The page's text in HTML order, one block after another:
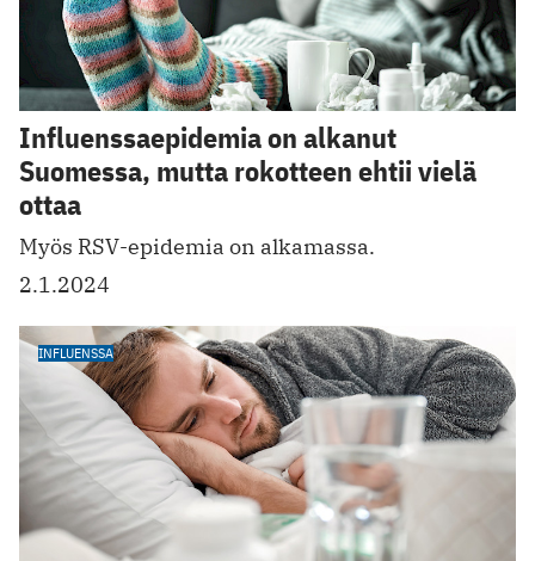
Influenssaepidemia on alkanut
Suomessa, mutta rokotteen ehtii vielä
ottaa
Myös RSV-epidemia on alkamassa.
2.1.2024
INFLUENSSA